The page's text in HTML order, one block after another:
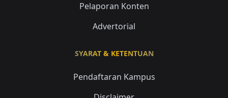
Pelaporan Konten
Advertorial
SYARAT & KETENTUAN
Pendaftaran Kampus